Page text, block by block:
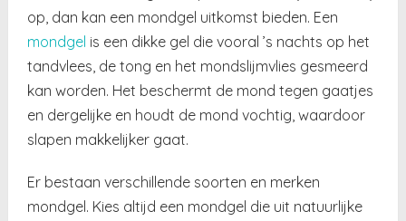
op, dan kan een mondgel uitkomst bieden. Een
mondgel is een dikke gel die vooral ’s nachts op het
tandvlees, de tong en het mondslijmvlies gesmeerd
kan worden. Het beschermt de mond tegen gaatjes
en dergelijke en houdt de mond vochtig, waardoor
slapen makkelijker gaat.
Er bestaan verschillende soorten en merken
mondgel. Kies altijd een mondgel die uit natuurlijke